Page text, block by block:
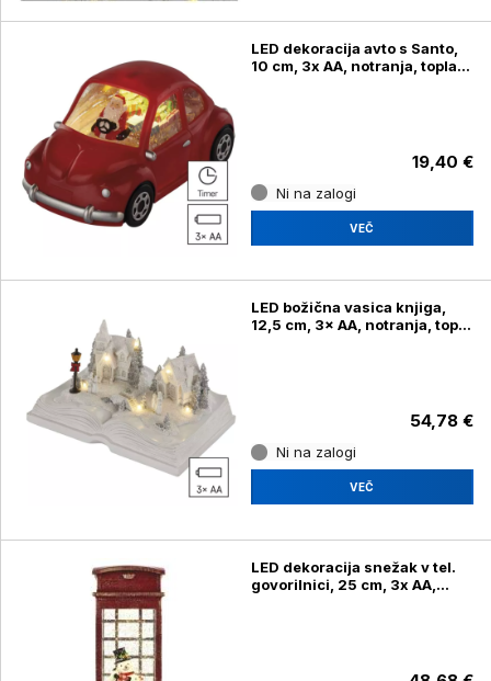
LED dekoracija avto s Santo,
10 cm, 3x AA, notranja, topla
19,40 €
Ni na zalogi
VEČ
LED božična vasica knjiga,
12,5 cm, 3× AA, notranja, topla
54,78 €
Ni na zalogi
VEČ
LED dekoracija snežak v tel.
govorilnici, 25 cm, 3x AA,